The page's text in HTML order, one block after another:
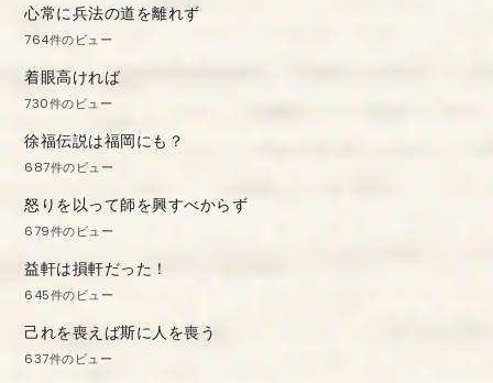
心常に兵法の道を離れず
764件のビュー
着眼高ければ
730件のビュー
徐福伝説は福岡にも？
687件のビュー
怒りを以って師を興すべからず
679件のビュー
益軒は損軒だった！
645件のビュー
己れを喪えば斯に人を喪う
637件のビュー